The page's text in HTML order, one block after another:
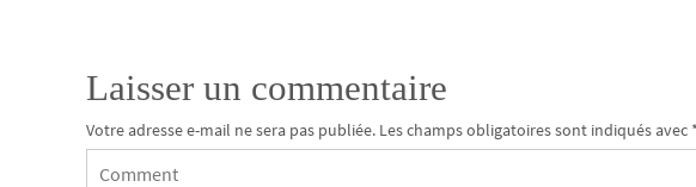
Laisser un commentaire
Votre adresse e-mail ne sera pas publiée. Les champs obligatoires sont indiqués avec *